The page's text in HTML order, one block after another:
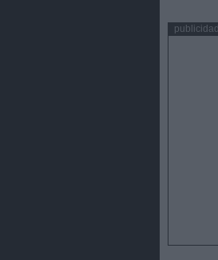
publicidad